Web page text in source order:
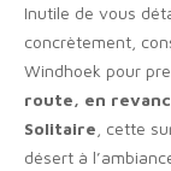
Inutile de vous
concrètement,
Windhoek pour
route, en
Solitaire , cette
désert à